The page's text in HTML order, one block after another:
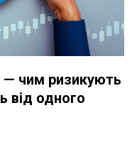
— чим ризикують
від одного